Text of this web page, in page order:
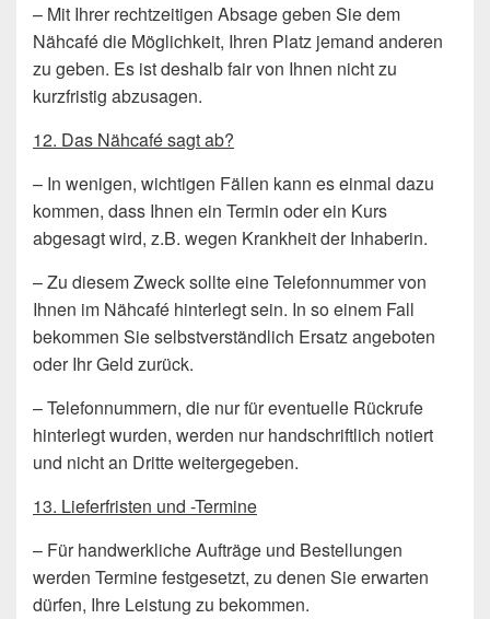
– Mit Ihrer rechtzeitigen Absage geben Sie dem
Nähcafé die Möglichkeit, Ihren Platz jemand anderen
zu geben. Es ist deshalb fair von Ihnen nicht zu
kurzfristig abzusagen.
12. Das Nähcafé sagt ab?
– In wenigen, wichtigen Fällen kann es einmal dazu
kommen, dass Ihnen ein Termin oder ein Kurs
abgesagt wird, z.B. wegen Krankheit der Inhaberin.
– Zu diesem Zweck sollte eine Telefonnummer von
Ihnen im Nähcafé hinterlegt sein. In so einem Fall
bekommen Sie selbstverständlich Ersatz angeboten
oder Ihr Geld zurück.
– Telefonnummern, die nur für eventuelle Rückrufe
hinterlegt wurden, werden nur handschriftlich notiert
und nicht an Dritte weitergegeben.
13. Lieferfristen und -Termine
– Für handwerkliche Aufträge und Bestellungen
werden Termine festgesetzt, zu denen Sie erwarten
dürfen, Ihre Leistung zu bekommen.